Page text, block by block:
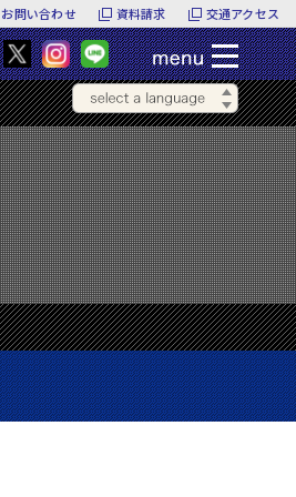
お問い合わせ 資料請求 交通アクセス